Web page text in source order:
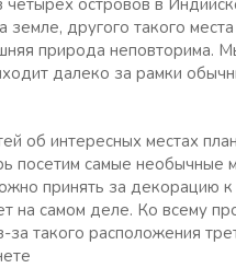
островов в
другого такого
природа неповторима.
далеко за рамки
об интересных местах
посетим самые
принять за декорацию
на самом деле. Ко всему
за такого расположения